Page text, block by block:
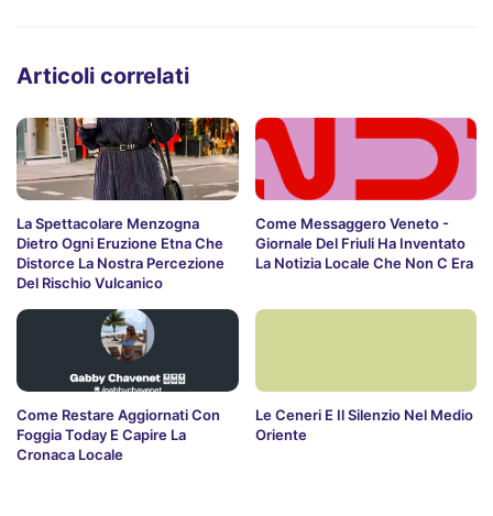
Articoli correlati
La Spettacolare Menzogna
Dietro Ogni Eruzione Etna Che
Distorce La Nostra Percezione
Del Rischio Vulcanico
Come Messaggero Veneto -
Giornale Del Friuli Ha Inventato
La Notizia Locale Che Non C Era
Come Restare Aggiornati Con
Foggia Today E Capire La
Cronaca Locale
Le Ceneri E Il Silenzio Nel Medio
Oriente